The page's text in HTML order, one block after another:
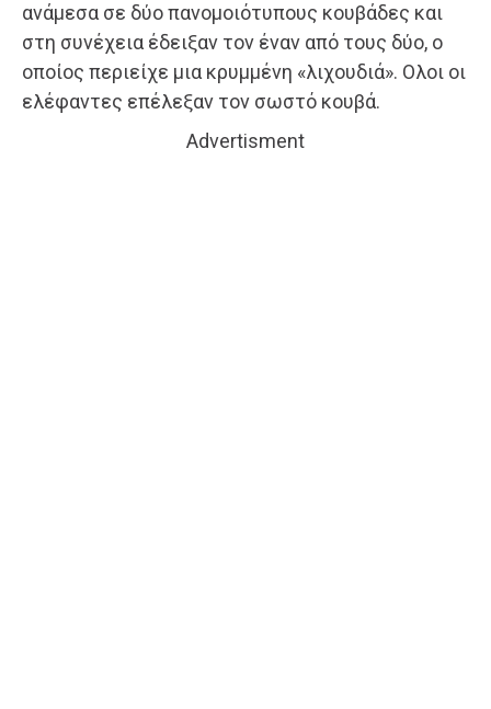
ανάμεσα σε δύο πανομοιότυπους κουβάδες και
στη συνέχεια έδειξαν τον έναν από τους δύο, ο
οποίος περιείχε μια κρυμμένη «λιχουδιά». Ολοι οι
ελέφαντες επέλεξαν τον σωστό κουβά.
Advertisment